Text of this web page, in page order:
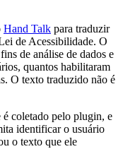
Hand Talk para traduzir
de Acessibilidade. O
de análise de dados e
quantos habilitaram
O texto traduzido não é
é coletado pelo plugin, e
identificar o usuário
o texto que ele